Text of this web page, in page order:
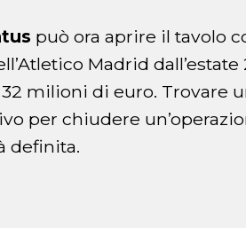
può ora aprire il tavolo
Madrid dall’estate
milioni di euro. Trovare
per chiudere
definita.